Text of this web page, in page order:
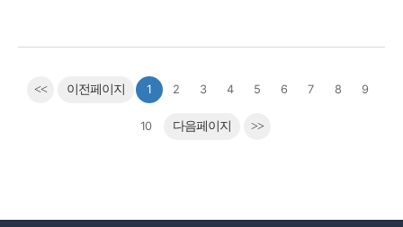
<< 이전페이지 1 2 3 4 5 6 7 8 9
10 다음페이지 >>